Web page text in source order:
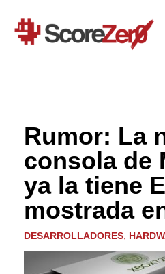
contenido
Rumor: La
consola de
ya la tiene
mostrada
DESARROLLADORES,